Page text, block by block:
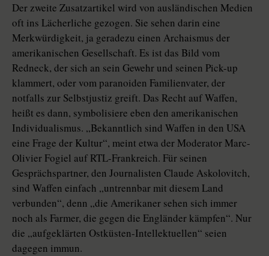
Der zweite Zusatzartikel wird von ausländischen Medien
oft ins Lächerliche gezogen. Sie sehen darin eine
Merkwürdigkeit, ja geradezu einen Archaismus der
amerikanischen Gesellschaft. Es ist das Bild vom
Redneck, der sich an sein Gewehr und seinen Pick-up
klammert, oder vom paranoiden Familienvater, der
notfalls zur Selbstjustiz greift. Das Recht auf Waffen,
heißt es dann, symbolisiere eben den amerikanischen
Individualismus. „Bekanntlich sind Waffen in den USA
eine Frage der Kultur“, meint etwa der Moderator Marc-
Olivier Fogiel auf RTL-Frankreich. Für seinen
Gesprächspartner, den Journalisten Claude Askolovitch,
sind Waffen einfach „untrennbar mit diesem Land
verbunden“, denn „die Amerikaner sehen sich immer
noch als Farmer, die gegen die Engländer kämpfen“. Nur
die „aufgeklärten Ostküsten-Intellektuellen“ seien
dagegen immun.